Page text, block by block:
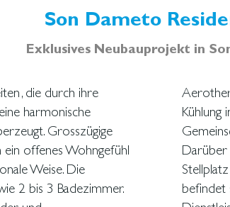
Son Dameto
Exklusives Neubauprojekt in
, die durch ihre
harmonische
Grosszügige
offenes Wohngefühl
Weise. Die
2 bis 3 Badezimmer.
Aerothermie-Anlage ausgestattet, die Warmwasser, Fußbodenheizung und
gepflegte
zur Verfügung.
Tiefgarage mit einem
Die Wohnanlage
Schulen, vielfältiger